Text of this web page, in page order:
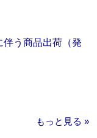
伴う商品出荷（発
もっと見る »